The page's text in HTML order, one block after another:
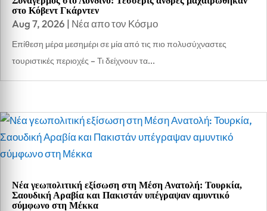
στο Κόβεντ Γκάρντεν
Aug 7, 2026 | Νέα απο τον Κόσμο
Επίθεση μέρα μεσημέρι σε μία από τις πιο πολυσύχναστες
τουριστικές περιοχές – Τι δείχνουν τα...
Νέα γεωπολιτική εξίσωση στη Μέση Ανατολή: Τουρκία,
Σαουδική Αραβία και Πακιστάν υπέγραψαν αμυντικό
σύμφωνο στη Μέκκα